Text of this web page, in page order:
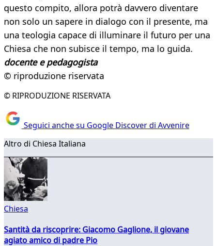
questo compito, allora potrà davvero diventare
non solo un sapere in dialogo con il presente, ma
una teologia capace di illuminare il futuro per una
Chiesa che non subisce il tempo, ma lo guida.
docente e pedagogista
© riproduzione riservata
© RIPRODUZIONE RISERVATA
Seguici anche su Google Discover di Avvenire
Altro di Chiesa Italiana
Chiesa
Santità da riscoprire: Giacomo Gaglione, il giovane
agiato amico di padre Pio